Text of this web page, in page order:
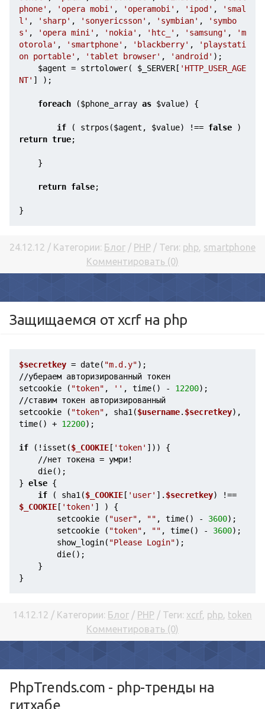
phone' , 'opera mobi' , 'operamobi' , 'ipod' ,
'smal
l' , 'sharp' , 'sonyericsson' , 'symbian' ,
'symbo
s' , 'opera mini' , 'nokia' , 'htc_' , 'samsung' ,
'm
otorola' , 'smartphone' , 'blackberry' ,
'playstati
on portable' , 'tablet browser' , 'android' );
$agent = strtolower( $_SERVER [ 'HTTP_USER_AGE
NT' ] );
foreach ($phone_array as $value) {
if ( strpos($agent , $value) !== false
return true;
    }
return false;
}
24.12.12 / Категории: Блог / PHP / Теги: php, smartphone
Комментировать (0)
Защищаемся от xcrf на php
$secretkey = date( "m.d.y");
//убераем авторизированный токен
setcookie ( "token" , '' , time() - 12200);
//ставим токен авторизированный
setcookie ( "token" , sha1($username. $secretkey),
time() + 12200);
if (!isset($_COOKIE [ 'token' ])) {
    //нет токена = умри!
    die();
} else {
if ( sha1($_COOKIE [ 'user' ]. $secretkey
$_COOKIE [ 'token' ] ) {
        setcookie (
"user" , "" , time() - 3600);
        setcookie (
"token" , "" , time() - 3600);
        show_login(
"Please Login");
        die();
    }
}
14.12.12 / Категории: Блог / PHP / Теги: xcrf, php, token
Комментировать (0)
PhpTrends.com - php-тренды на
гитхабе